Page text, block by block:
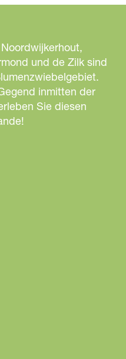
und de Zilk sind
inmitten der
Sie diesen